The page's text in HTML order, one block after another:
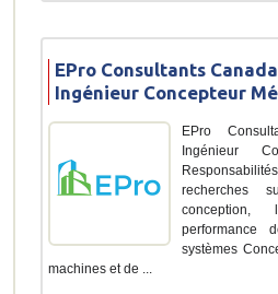
EPro Consultants
Ingénieur Concepteur
EPro
Ingénieur
recherches
conception,
performance
systèmes
machines et de ...